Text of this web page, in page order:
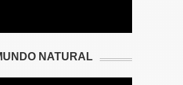
NATURAL